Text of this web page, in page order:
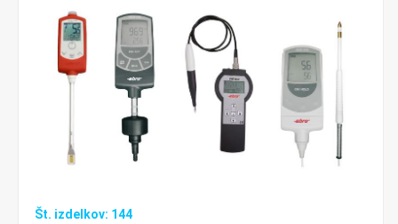
Št. izdelkov: 144